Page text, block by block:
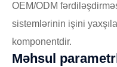
OEM/ODM
sistemlərinin işini
komponentdir.
Məhsul